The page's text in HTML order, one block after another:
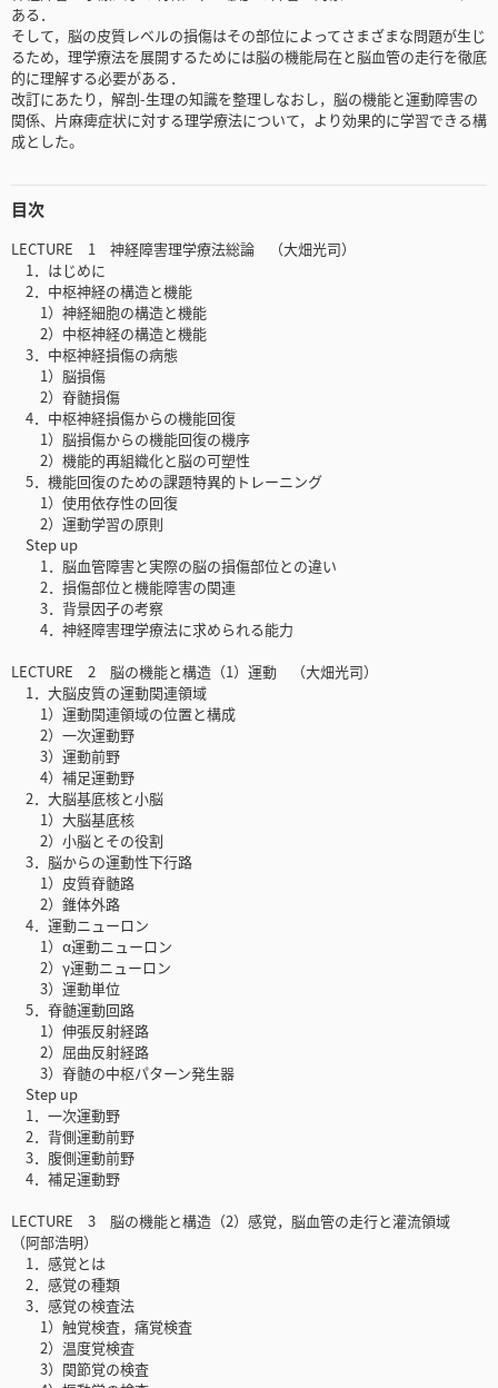
ある．
そして，脳の皮質レベルの損傷はその部位によってさまざまな問題が生じ
るため，理学療法を展開するためには脳の機能局在と脳血管の走行を徹底
的に理解する必要がある．
改訂にあたり，解剖-生理の知識を整理しなおし，脳の機能と運動障害の
関係、片麻痺症状に対する理学療法について，より効果的に学習できる構
成とした。
目次
LECTURE 1 神経障害理学療法総論 （大畑光司）
1．はじめに
2．中枢神経の構造と機能
1）神経細胞の構造と機能
2）中枢神経の構造と機能
3．中枢神経損傷の病態
1）脳損傷
2）脊髄損傷
4．中枢神経損傷からの機能回復
1）脳損傷からの機能回復の機序
2）機能的再組織化と脳の可塑性
5．機能回復のための課題特異的トレーニング
1）使用依存性の回復
2）運動学習の原則
Step up
1．脳血管障害と実際の脳の損傷部位との違い
2．損傷部位と機能障害の関連
3．背景因子の考察
4．神経障害理学療法に求められる能力
LECTURE 2 脳の機能と構造（1）運動 （大畑光司）
1．大脳皮質の運動関連領域
1）運動関連領域の位置と構成
2）一次運動野
3）運動前野
4）補足運動野
2．大脳基底核と小脳
1）大脳基底核
2）小脳とその役割
3．脳からの運動性下行路
1）皮質脊髄路
2）錐体外路
4．運動ニューロン
1）α運動ニューロン
2）γ運動ニューロン
3）運動単位
5．脊髄運動回路
1）伸張反射経路
2）屈曲反射経路
3）脊髄の中枢パターン発生器
Step up
1．一次運動野
2．背側運動前野
3．腹側運動前野
4．補足運動野
LECTURE 3 脳の機能と構造（2）感覚，脳血管の走行と灌流領域
（阿部浩明）
1．感覚とは
2．感覚の種類
3．感覚の検査法
1）触覚検査，痛覚検査
2）温度覚検査
3）関節覚の検査